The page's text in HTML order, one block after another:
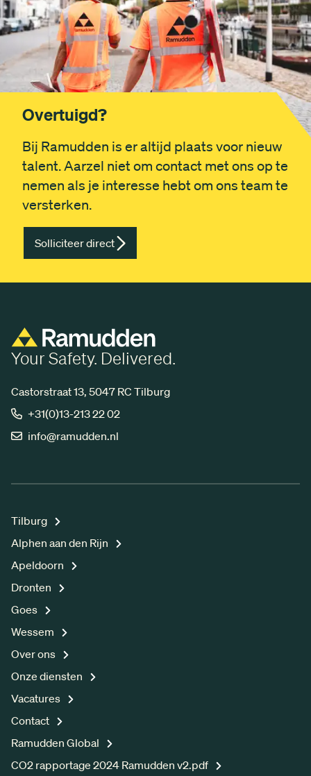
Overtuigd?
Bij Ramudden is er altijd plaats voor nieuw
talent. Aarzel niet om contact met ons op te
nemen als je interesse hebt om ons team te
versterken.
Solliciteer direct
Your Safety. Delivered.
Castorstraat 13, 5047 RC Tilburg
+31(0)13-213 22 02
info@ramudden.nl
Tilburg
Alphen aan den Rijn
Apeldoorn
Dronten
Goes
Wessem
Over ons
Onze diensten
Vacatures
Contact
Ramudden Global
CO2 rapportage 2024 Ramudden v2.pdf